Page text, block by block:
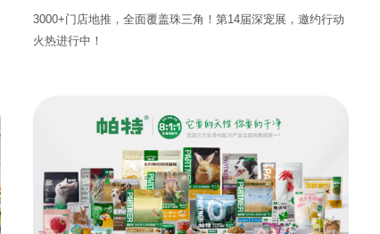
3000+门店地推，全面覆盖珠三角！第14届深宠展，邀约行动
火热进行中！